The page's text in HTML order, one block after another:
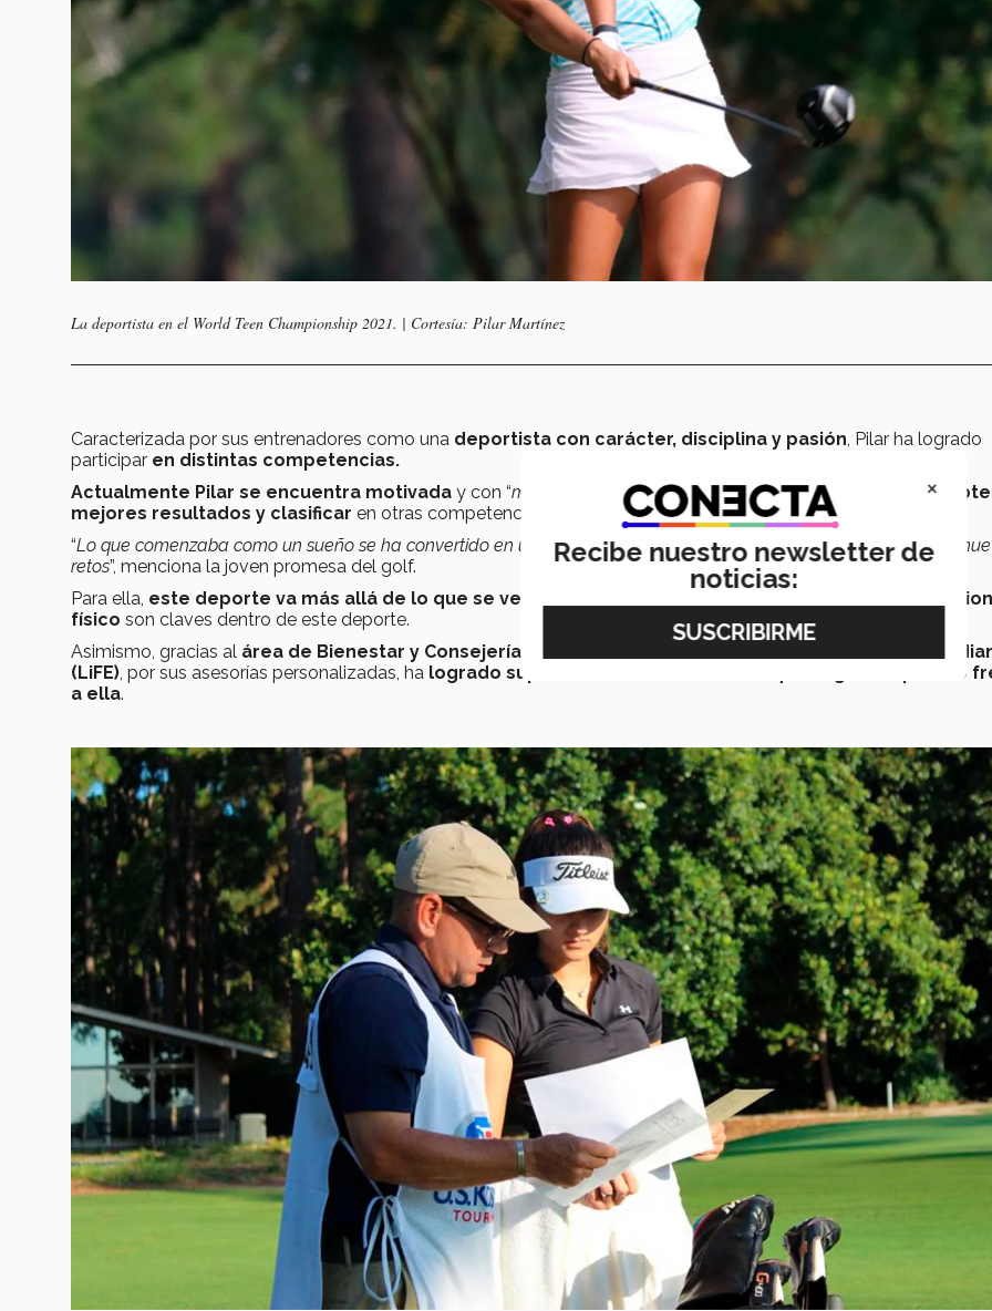
La deportista en el World Teen Championship 2021. | Cortesía: Pilar Martínez
Caracterizada por sus entrenadores como una deportista con carácter, disciplina y pasión, Pilar ha logrado
participar en distintas competencias.
Actualmente Pilar se encuentra motivada y con “muchas ganas de seguir adelante” para
prepararse,
mejores resultados y clasificar en otras competencias.
“Lo que comenzaba como un sueño se ha convertido en una pasión que me ha forjado como persona de cara a
retos”, menciona la joven promesa del golf.
Para ella, este deporte va más allá de lo que se ve en pantalla
desgaste
físico son claves dentro de este deporte.
Asimismo, gracias al área de Bienestar y Consejería
Liderazgo y Formación
(LiFE), por sus asesorías personalizadas, ha logrado superar
retos que el golf ha puesto
a ella.
×
Recibe nuestro newsletter de
noticias: